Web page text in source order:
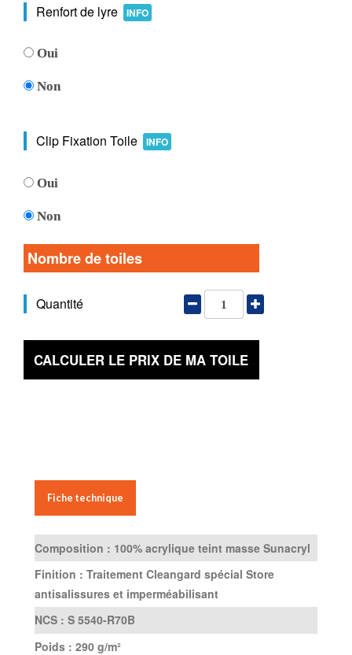
Renfort de lyre INFO
Oui
Non
Clip Fixation Toile INFO
Oui
Non
Nombre de toiles
Quantité
CALCULER LE PRIX DE MA TOILE
Fiche technique
Composition : 100% acrylique teint masse Sunacryl
Finition : Traitement Cleangard spécial Store
antisalissures et imperméabilisant
NCS : S 5540-R70B
Poids : 290 g/m²